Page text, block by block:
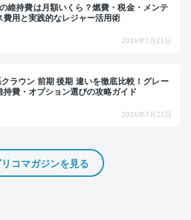
維持費は月額いくら？燃費・税金・メンテ
費用と実践的なレジャー活用術
2026年7月21日
ラウン 前期 後期 違いを徹底比較！グレー
持費・オプション選びの攻略ガイド
2026年7月21日
コマガジンを見る